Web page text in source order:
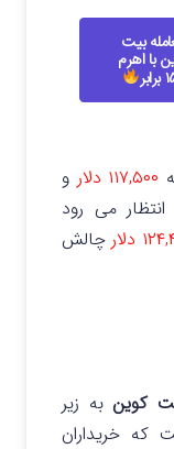
بیت
با اهرم
۱۱۷,۵۰۰ دلار
و
انتظار می رود
دلار
چالش
کوینبه زیر
که خریداران